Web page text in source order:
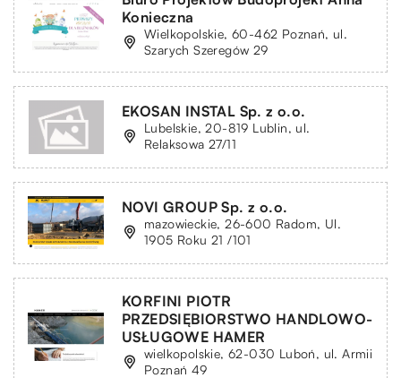
Konieczna
Wielkopolskie, 60-462 Poznań, ul.
Szarych Szeregów 29
EKOSAN INSTAL Sp. z o.o.
Lubelskie, 20-819 Lublin, ul.
Relaksowa 27/11
NOVI GROUP Sp. z o.o.
mazowieckie, 26-600 Radom, Ul.
1905 Roku 21 /101
KORFINI PIOTR
PRZEDSIĘBIORSTWO HANDLOWO-
USŁUGOWE HAMER
wielkopolskie, 62-030 Luboń, ul. Armii
Poznań 49